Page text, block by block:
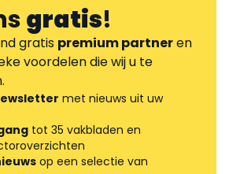
gratis!
gratis premium partneren
voordelen die wij u te
met nieuws uit uw
tot 35 vakbladen en
op een selectie van